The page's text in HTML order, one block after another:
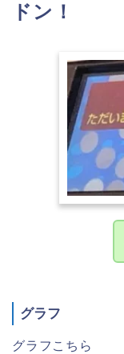
ドン！
グラフ
グラフこちら